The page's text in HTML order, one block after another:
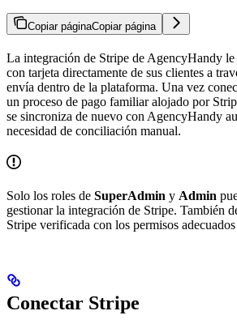
Copiar páginaCopiar página
La integración de Stripe de AgencyHandy le
con tarjeta directamente de sus clientes a
envía dentro de la plataforma. Una vez
un proceso de pago familiar alojado por
se sincroniza de nuevo con AgencyHandy
necesidad de conciliación manual.
Solo los roles de SuperAdmin y Admin
gestionar la integración de Stripe. También
Stripe verificada con los permisos adecuados
Conectar Stripe